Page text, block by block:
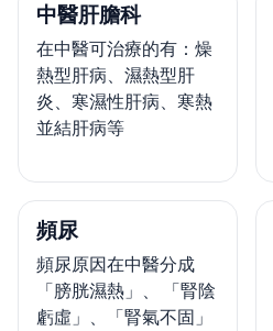
中醫肝膽科
在中醫可治療的有：燥
熱型肝病、濕熱型肝
炎、寒濕性肝病、寒熱
並結肝病等
頻尿
頻尿原因在中醫分成
「膀胱濕熱」、 「腎陰
虧虛」、「腎氣不固」